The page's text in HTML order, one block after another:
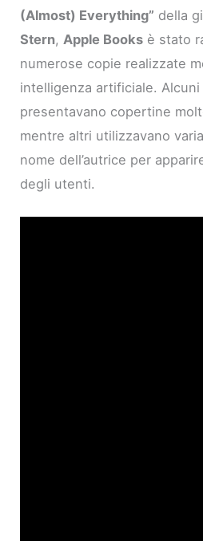
(Almost) Everything” della
Stern, Apple Books è stato
numerose copie realizzate
intelligenza artificiale.
presentavano copertine
mentre altri utilizzavano
nome dell’autrice per
degli utenti.